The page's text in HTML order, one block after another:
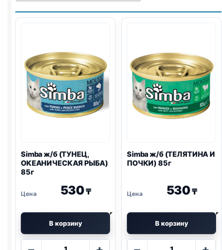
Simba ж/б (ТУНЕЦ,
ОКЕАНИЧЕСКАЯ РЫБА)
85г
530₸
В корзину
Количество
Simba ж/б (ТЕЛЯТИНА И
ПОЧКИ) 85г
530₸
В корзину
Количество